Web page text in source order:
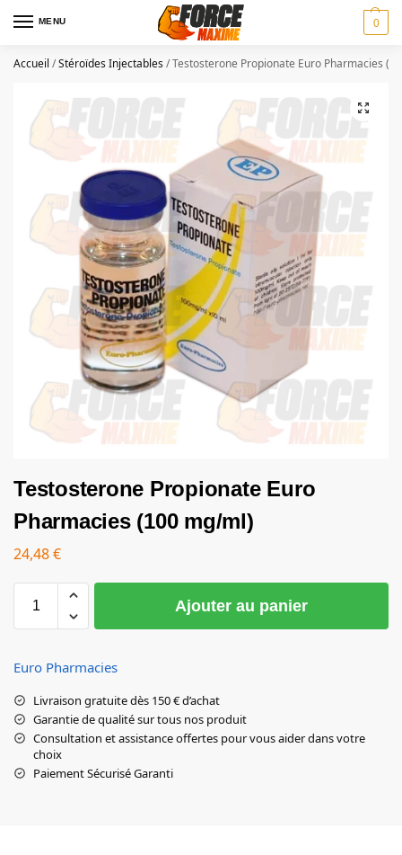
MENU 0
Accueil /Stéroïdes Injectables/Testosterone Propionate Euro Pharmacies
Testosterone Propionate Euro
Pharmacies (100 mg/ml)
24,48€
Ajouter au panier
Euro Pharmacies
Livraison gratuite dès 150 € d’achat
Garantie de qualité sur tous nos produit
Consultation et assistance offertes pour vous aider dans votre
choix
Paiement Sécurisé Garanti